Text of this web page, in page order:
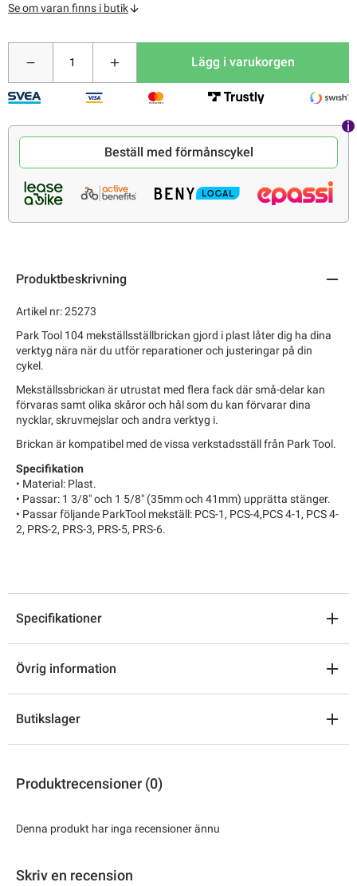
Se om varan finns i butik
Lägg i varukorgen
Beställ med förmånscykel
Produktbeskrivning
Artikel nr: 25273
Park Tool 104 mekställsställbrickan gjord i plast låter dig ha dina
verktyg nära när du utför reparationer och justeringar på din
cykel.
Mekställssbrickan är utrustat med flera fack där små-delar kan
förvaras samt olika skåror och hål som du kan förvarar dina
nycklar, skruvmejslar och andra verktyg i.
Brickan är kompatibel med de vissa verkstadsställ från Park Tool.
Specifikation
• Material: Plast.
• Passar: 1 3/8" och 1 5/8" (35mm och 41mm) upprätta stänger.
• Passar följande ParkTool mekställ: PCS-1, PCS-4,PCS 4-1, PCS 4-
2, PRS-2, PRS-3, PRS-5, PRS-6.
Specifikationer
Övrig information
Butikslager
Produktrecensioner (0)
Denna produkt har inga recensioner ännu
Skriv en recension